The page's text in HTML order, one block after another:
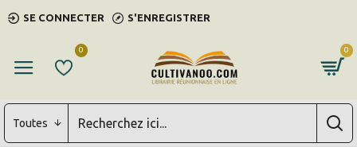
SE CONNECTER S'ENREGISTRER
0 0
Toutes